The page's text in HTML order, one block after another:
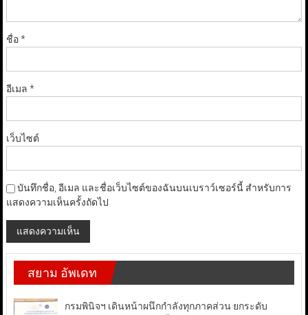
ชื่อ*
อีเมล *
เว็บไซต์
บันทึกชื่อ, อีเมล และชื่อเว็บไซต์ของฉันบนเบราว์เซอร์นี้ สำหรับการ
แสดงความเห็นครั้งถัดไป
สยาม อัพเดท
กรมพินิจฯ เดินหน้าผนึกกำลังทุกภาคส่วน ยกระดับ